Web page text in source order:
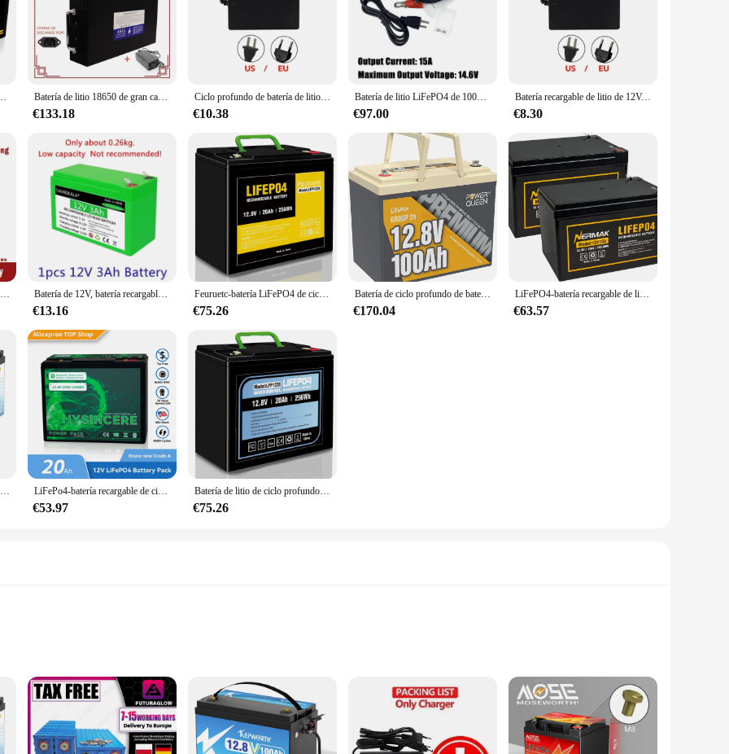
1-2 piezas, 12V, 7Ah, adecuada para juguetes eléctricos Batería de litio 18650 de gran capacidad, pila de 48V, 20Ah, 100Ah, adecuada para 250-2000W, transporte rápido por aire, nueva
€133.18
Ciclo profundo de batería de litio de 12V y 150AH con BMS inteligente incorporado apto para almacenamiento en el hogar sistema fuera de la red RV sistema de energía Solar marino
€10.38
Batería de litio LiFePO4 de 100Ah, 12V, con aplicación Bluetooth gratuita, batería de ciclo profundo para RV, Camper, Kayak, barco, curricán
€97.00
Batería recargable de litio de 12V, 150Ah, 18650, más de 4000 ciclos profundos para UPS, Kayak, buscador de peces, Panel Solar, ruedas eléctricas, juguetes, Scooter
€8.30
Batería LiFePO4 de 12V, 200Ah, 12V, 120Ah, fosfato de hierro y litio, BMS incorporado para sistema de energía Solar, Motor de arrastre para casa RV Batería de 12V, batería recargable de litio 18650, almacenamiento Solar, ciclo profundo para patinetes infantiles, iluminación eléctrica, cargador de 12V 3A
€13.16
Feuruetc-batería LiFePO4 de ciclo profundo, 12V, 20Ah, más de 4000 ciclos, batería sin mantenimiento, sistema de seguridad, juguetes para montar
€75.26
Batería de ciclo profundo de batería de litio BCI Grupo 24 de batería LiFePO4 de 12V 100Ah con 100A BMS 1280Wh hasta 15000 ciclos
€170.04
LiFePO4-batería recargable de litio y fosfato de hierro para energía Solar, paquete de 2 baterías de ciclo profundo de 12V, 12Ah, más de 2000 ciclos
€63.57
Batería LiFePO4 con BMS para sistema de energía Solar con cargador, 12,8 V, 100Ah, 120AH, 180Ah, 200Ah, 300Ah LiFePo4-batería recargable de ciclo profundo para niños, 12v, 20Ah, para Scooters solares, Motor de barco con BMS incorporado, sin impuestos, nuevo
€53.97
Batería de litio de ciclo profundo LiFePO4, 12V, 20Ah, más de 4000 ciclos, batería recargable de fosfato de hierro y litio para energía Solar/eólica, UPS
€75.26